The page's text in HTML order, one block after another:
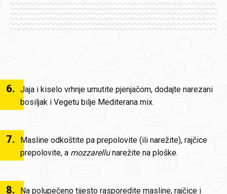
6. Jaja i kiselo vrhnje umutite pjenjačom, dodajte narezani
bosiljak i Vegetu bilje Mediterana mix.
7.
Masline odkoštite pa prepolovite (ili narežite), rajčice
prepolovite, a mozzarellunarežite na ploške.
8.
Na polupečeno tijesto rasporedite masline, rajčice i